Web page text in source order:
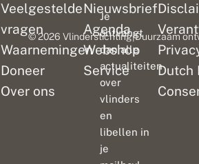
Veelgestelde
vragen
Waarnemingen
Doneer
Over ons
Nieuwsbrief
Agenda
Webshop
Service
Dutch
Je
ontvangt
dan alle
actualiteiten
over
vlinders
en
libellen in
je
© 2026 Vlinderstichting|Duurzaam